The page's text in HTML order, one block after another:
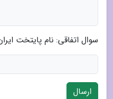
سوال اتفاقی: نام پایتخت
ارسال